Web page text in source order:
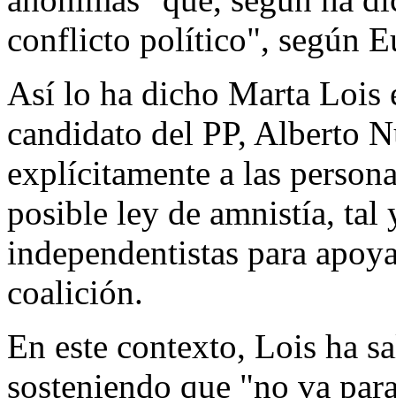
conflicto político", según
Así lo ha dicho Marta Lois
candidato del PP, Alberto
explícitamente a las
posible ley de amnistía, tal
independentistas para
coalición.
En este contexto, Lois ha
sosteniendo que "no va